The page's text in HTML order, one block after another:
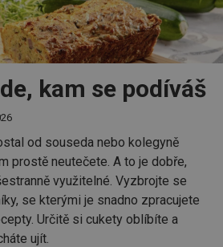
kam se podíváš
od souseda nebo kolegyně
prostě neutečete. A to je dobře,
využitelné. Vyzbrojte se
se kterými je snadno zpracujete
Určitě si cukety oblíbíte a
ujít.